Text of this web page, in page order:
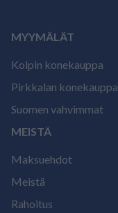
MYYMÄLÄT
Kolpin konekauppa
Pirkkalan konekauppa
Suomen vahvimmat
MEISTÄ
Maksuehdot
Meistä
Rahoitus